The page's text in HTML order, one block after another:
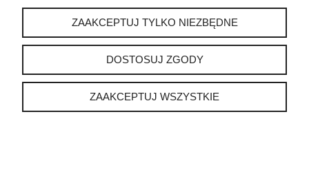
POKAŻ PEŁNĄ WERSJĘ STRONY
Sklep internetowy Shoper.pl
ZAAKCEPTUJ TYLKO NIEZBĘDNE
DOSTOSUJ ZGODY
ZAAKCEPTUJ WSZYSTKIE